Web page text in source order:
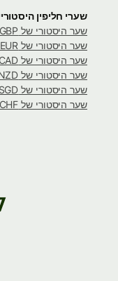
שערי חליפין
שער היסטורי של GBP
שער היסטורי של EUR
שער היסטורי של CAD
שער היסטורי של NZD
שער היסטורי של SGD
שער היסטורי של CHF